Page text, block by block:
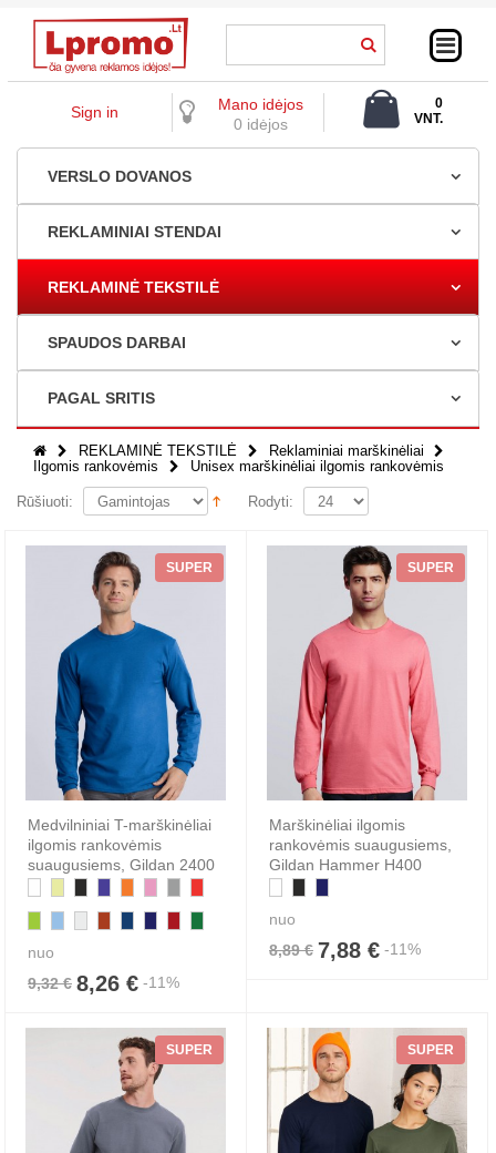
Sign in
Mano idėjos
0 idėjos
0
VNT.
VERSLO DOVANOS
REKLAMINIAI STENDAI
REKLAMINĖ TEKSTILĖ
SPAUDOS DARBAI
PAGAL SRITIS
REKLAMINĖ TEKSTILĖ
Reklaminiai marškinėliai
Ilgomis rankovėmis
Unisex marškinėliai ilgomis rankovėmis
Rūšiuoti: Rodyti:
SUPER
Medvilniniai T-marškinėliai
ilgomis rankovėmis
suaugusiems, Gildan 2400
nuo
9,32 € 8,26 € -11%
SUPER
Marškinėliai ilgomis
rankovėmis suaugusiems,
Gildan Hammer H400
nuo
8,89 € 7,88 € -11%
SUPER SUPER